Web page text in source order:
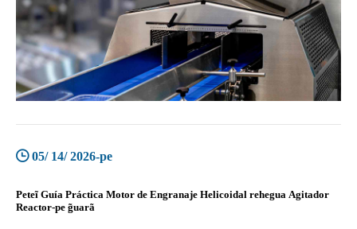
05/ 14/ 2026-pe
Peteĩ Guía Práctica Motor de Engranaje Helicoidal rehegua Agitador
Reactor-pe g̃uarã